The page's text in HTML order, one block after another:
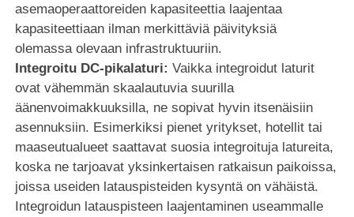
asemaoperaattoreiden kapasiteettia laajentaa
kapasiteettiaan ilman merkittäviä päivityksiä
olemassa olevaan infrastruktuuriin.
Integroitu DC-pikalaturi: Vaikka integroidut laturit
ovat vähemmän skaalautuvia suurilla
äänenvoimakkuuksilla, ne sopivat hyvin itsenäisiin
asennuksiin. Esimerkiksi pienet yritykset, hotellit tai
maaseutualueet saattavat suosia integroituja latureita,
koska ne tarjoavat yksinkertaisen ratkaisun paikoissa,
joissa useiden latauspisteiden kysyntä on vähäistä.
Integroidun latauspisteen laajentaminen useammalle